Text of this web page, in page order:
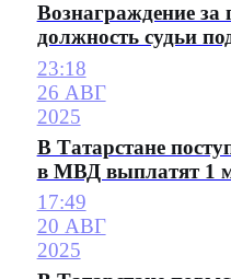
Вознаграждение за
должность судьи
23:18
26 АВГ
2025
В Татарстане
в МВД выплатят 1
17:49
20 АВГ
2025